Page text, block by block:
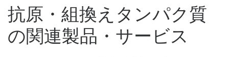
抗原・組換えタンパク質
の関連製品・サービス